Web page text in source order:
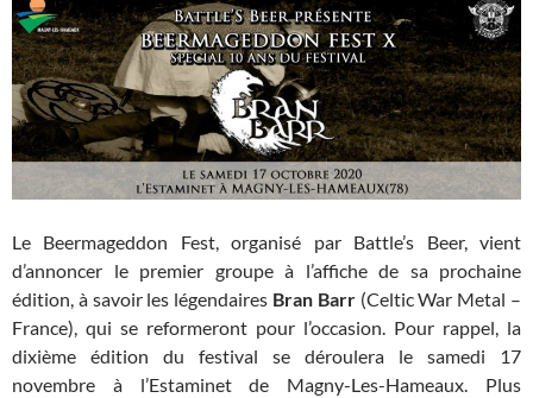
Le Beermageddon Fest, organisé par Battle’s Beer, vient
d’annoncer le premier groupe à l’affiche de sa prochaine
édition, à savoir les légendaires Bran Barr (Celtic War Metal –
France), qui se reformeront pour l’occasion. Pour rappel, la
dixième édition du festival se déroulera le samedi 17
novembre à l’Estaminet de Magny-Les-Hameaux. Plus